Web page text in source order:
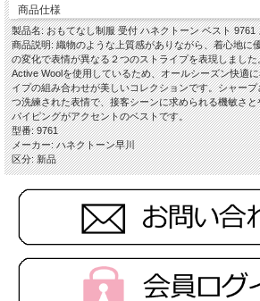
商品仕様
製品名: おもてなし制服 受付 ハネクトーン ベスト 9761
商品説明: 織物のような上質感がありながら、着心地に
の変化で表情が異なる２つのストライプを表現しまし
Active Woolを使用しているため、オールシーズン快適
イプの組み合わせが美しいコレクションです。シャー
つ洗練された表情で、接客シーンに求められる機敏さ
パイピングがアクセントのベストです。
型番: 9761
メーカー: ハネクトーン早川
区分: 新品